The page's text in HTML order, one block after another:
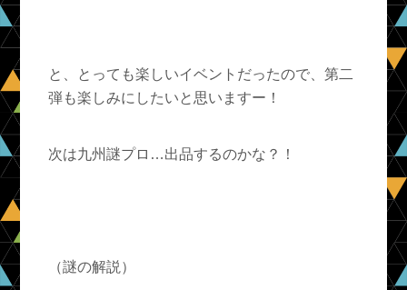
と、とっても楽しいイベントだったので、第二
弾も楽しみにしたいと思いますー！
次は九州謎プロ…出品するのかな？！
（謎の解説）